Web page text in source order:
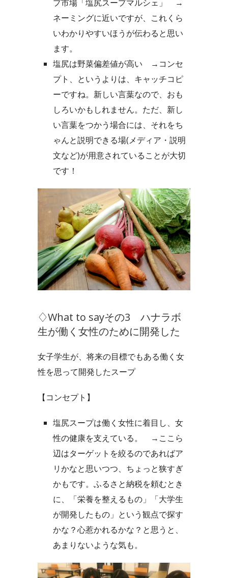
プ市場「塩尻スープマルシェ」
→
ネーミングに近いですが、これくら
いわかりやすいほうが伝わると思い
ます。
塩尻は野菜偏差値が高い
→コンセ
プト、というよりは、キャッチコピ
ーですね。新しい言葉なので、おも
しろいかもしれません。ただ、新し
い言葉をつかう場合には、それをち
ゃんと説明できる場(メディア・説明
文など)が用意されていることが大切
です！
♢What to sayその3 ハナラボ
生が働く女性のために開発した
女子学生が、将来の目標でもある働く女
性を思って開発したスープ
【コンセプト】
塩尻スープは働く女性に着目し、女
性の健康を支えている。
→ここら
辺はターゲットを絞るのであればア
リかなと思いつつ、ちょっと狭すぎ
かもです。 ふるさと納税を頼むとき
に、「栄養を整えるもの」「大学生
が開発したもの」という観点で探す
かな？心惹かれるかな？と思うと、
あまりないような気も。